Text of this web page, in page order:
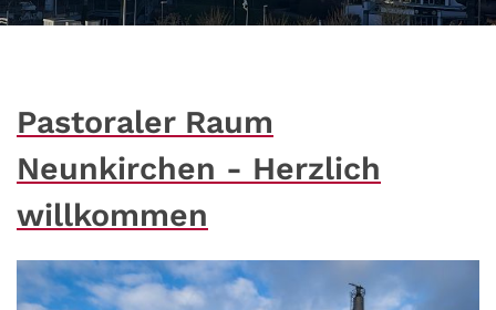
Pastoraler Raum
Neunkirchen - Herzlich
willkommen